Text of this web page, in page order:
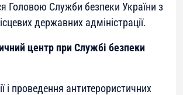
Головою Служби безпеки України з
державних адміністрації.
центр при Службі безпеки
і проведення антитерористичних